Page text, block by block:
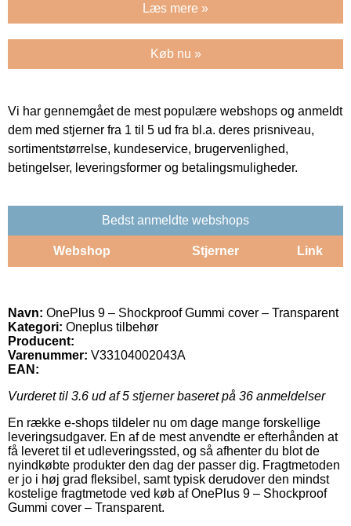
Læs mere »
Køb nu »
Vi har gennemgået de mest populære webshops og anmeldt
dem med stjerner fra 1 til 5 ud fra bl.a. deres prisniveau,
sortimentstørrelse, kundeservice, brugervenlighed,
betingelser, leveringsformer og betalingsmuligheder.
Bedst anmeldte webshops
Webshop Stjerner Link
Navn: OnePlus 9 – Shockproof Gummi cover – Transparent
Kategori: Oneplus tilbehør
Producent:
Varenummer: V33104002043A
EAN:
Vurderet til 3.6 ud af 5 stjerner baseret på 36 anmeldelser
En række e-shops tildeler nu om dage mange forskellige
leveringsudgaver. En af de mest anvendte er efterhånden at
få leveret til et udleveringssted, og så afhenter du blot de
nyindkøbte produkter den dag der passer dig. Fragtmetoden
er jo i høj grad fleksibel, samt typisk derudover den mindst
kostelige fragtmetode ved køb af OnePlus 9 – Shockproof
Gummi cover – Transparent.